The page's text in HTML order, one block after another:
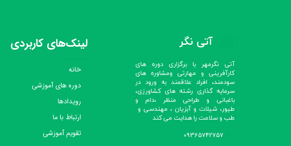
آتی نگر
آتی نگرمهر با برگزاری دوره های
کارآفرینی و مهارتی ومشاوره های
سودمند، افراد علاقمند به ورود در
سرمایه گذاری رشته های کشاورزی،
باغبانی و طراحی منظر ،دام و
طیور، شیلات و آبزیان ، مهندسی و
طب و سلامت را هدایت می کند​​​​​​​
09365742757
لینک‌های کاربردی
خانه
دوره های آموزشی
رویدادها
ارتباط با ما
تقویم آموزشی